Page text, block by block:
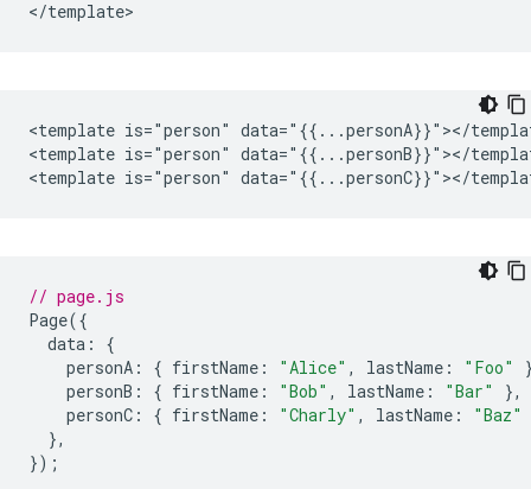
<template is="person" data="{{...personA}}"></
<template is="person" data="{{...personB}}"></
// page.js
Page({
data :
{
personA : { firstName : "Alice" , lastName : "Foo"
personB : { firstName : "Bob" , lastName : "Bar"
},
personC : { firstName : "Charly" , lastName :
"Baz"
},
});